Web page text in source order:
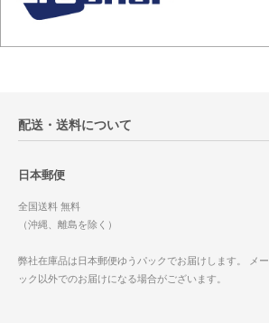
配送・送料について
日本郵便
全国送料 無料
（沖縄、離島を除く）
弊社在庫品は日本郵便ゆうパックでお届けします。 メ
ック以外でのお届けになる場合がございます。